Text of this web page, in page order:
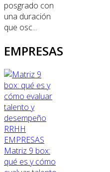
posgrado con
una duración
que osc...
EMPRESAS
RRHH
EMPRESAS
Matriz 9 box:
qué es y cómo